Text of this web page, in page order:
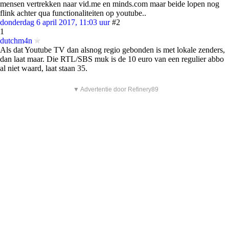
mensen vertrekken naar vid.me en minds.com maar beide lopen nog
flink achter qua functionaliteiten op youtube..
donderdag 6 april 2017, 11:03 uur #2
1
dutchm4n
Als dat Youtube TV dan alsnog regio gebonden is met lokale zenders,
dan laat maar. Die RTL/SBS muk is de 10 euro van een regulier abbo
al niet waard, laat staan 35.
▼ Advertentie door Refinery89